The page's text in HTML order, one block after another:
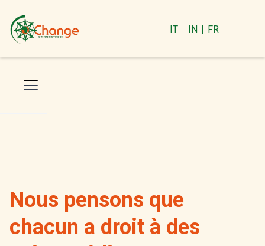
IT IN FR
Nous pensons que
chacun a droit à des